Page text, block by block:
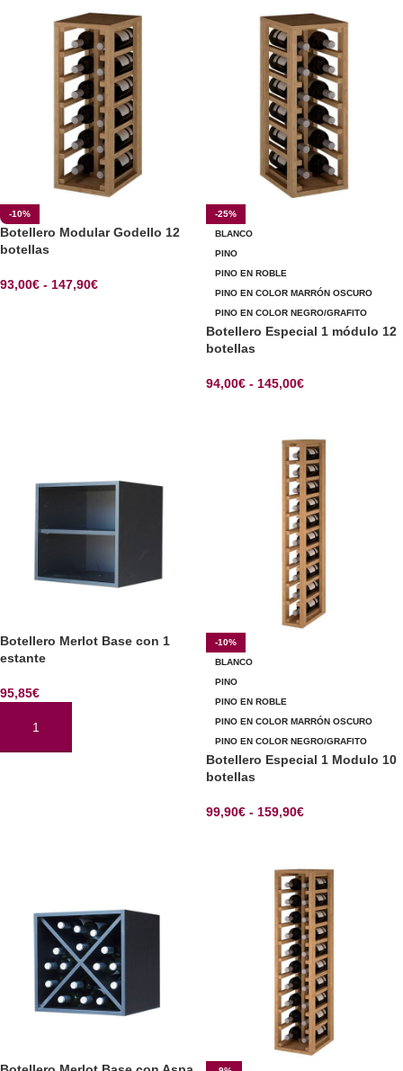
-10%
Botellero Modular Godello 12
botellas
93,00€ - 147,90€
-25%
BLANCO
PINO
PINO EN ROBLE
PINO EN COLOR MARRÓN OSCURO
PINO EN COLOR NEGRO/GRAFITO
Botellero Especial 1 módulo 12
botellas
94,00€ - 145,00€
Botellero Merlot Base con 1
estante
95,85€
AÑADIR AL CARRITO
-10%
BLANCO
PINO
PINO EN ROBLE
PINO EN COLOR MARRÓN OSCURO
PINO EN COLOR NEGRO/GRAFITO
Botellero Especial 1 Modulo 10
botellas
99,90€ - 159,90€